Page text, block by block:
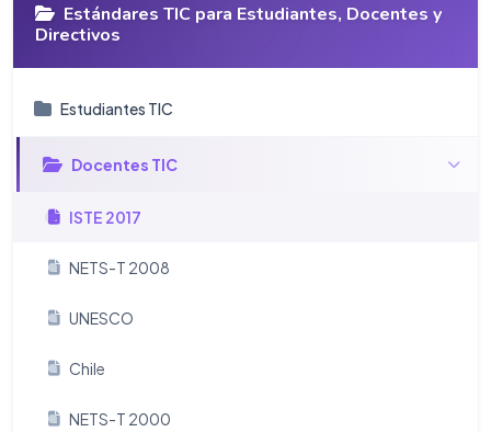
Estándares TIC para Estudiantes, Docentes y
Directivos
Estudiantes TIC
Docentes TIC
ISTE 2017
NETS-T 2008
UNESCO
Chile
NETS-T 2000